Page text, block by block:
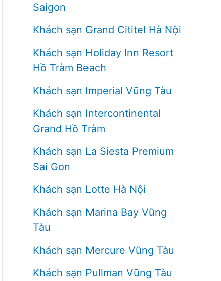
Saigon
Khách sạn Grand Cititel Hà Nội
Khách sạn Holiday Inn Resort
Hồ Tràm Beach
Khách sạn Imperial Vũng Tàu
Khách sạn Intercontinental
Grand Hồ Tràm
Khách sạn La Siesta Premium
Sai Gon
Khách sạn Lotte Hà Nội
Khách sạn Marina Bay Vũng
Tàu
Khách sạn Mercure Vũng Tàu
Khách sạn Pullman Vũng Tàu